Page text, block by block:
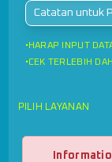
•HARAP INPUT
•CEK TERLEBIH
PILIH LAYANAN